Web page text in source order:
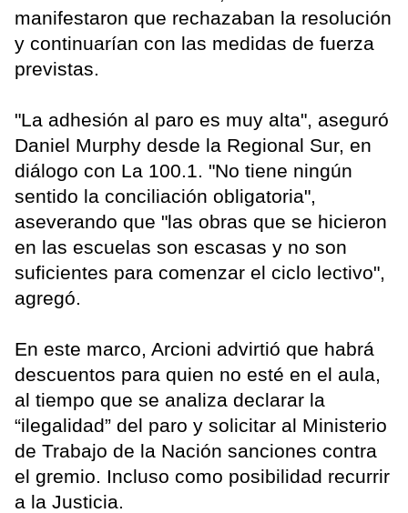
manifestaron que rechazaban la resolución
y continuarían con las medidas de fuerza
previstas.
"La adhesión al paro es muy alta", aseguró
Daniel Murphy desde la Regional Sur, en
diálogo con La 100.1. "No tiene ningún
sentido la conciliación obligatoria",
aseverando que "las obras que se hicieron
en las escuelas son escasas y no son
suficientes para comenzar el ciclo lectivo",
agregó.
En este marco, Arcioni advirtió que habrá
descuentos para quien no esté en el aula,
al tiempo que se analiza declarar la
“ilegalidad” del paro y solicitar al Ministerio
de Trabajo de la Nación sanciones contra
el gremio. Incluso como posibilidad recurrir
a la Justicia.